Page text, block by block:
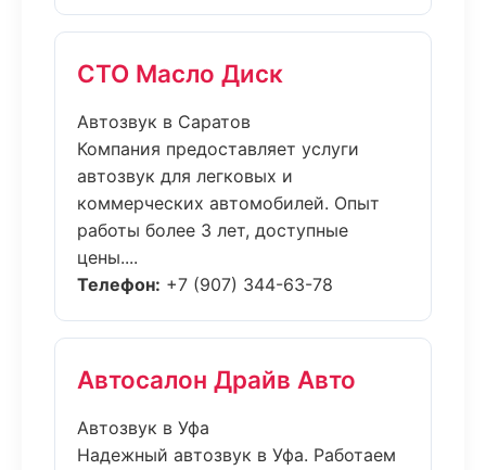
СТО Масло Диск
Автозвук в Саратов
Компания предоставляет услуги
автозвук для легковых и
коммерческих автомобилей. Опыт
работы более 3 лет, доступные
цены....
Телефон: +7 (907) 344-63-78
Автосалон Драйв Авто
Автозвук в Уфа
Надежный автозвук в Уфа. Работаем